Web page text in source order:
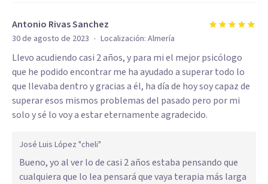
Antonio Rivas Sanchez
30 de agosto de 2023 · Localización: Almería
Llevo acudiendo casi 2 años, y para mi el mejor psicólogo
que he podido encontrar me ha ayudado a superar todo lo
que llevaba dentro y gracias a él, ha día de hoy soy capaz de
superar esos mismos problemas del pasado pero por mi
solo y sé lo voy a estar eternamente agradecido.
José Luis López "cheli"
Bueno, yo al ver lo de casi 2 años estaba pensando que
cualquiera que lo lea pensará que vaya terapia más larga